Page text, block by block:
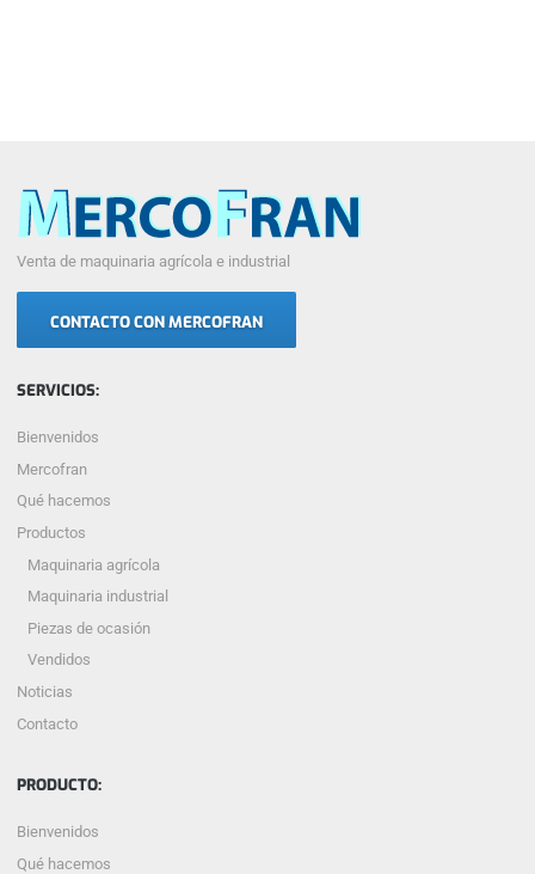
Venta de maquinaria agrícola e industrial
CONTACTO CON MERCOFRAN
SERVICIOS:
Bienvenidos
Mercofran
Qué hacemos
Productos
Maquinaria agrícola
Maquinaria industrial
Piezas de ocasión
Vendidos
Noticias
Contacto
PRODUCTO:
Bienvenidos
Qué hacemos